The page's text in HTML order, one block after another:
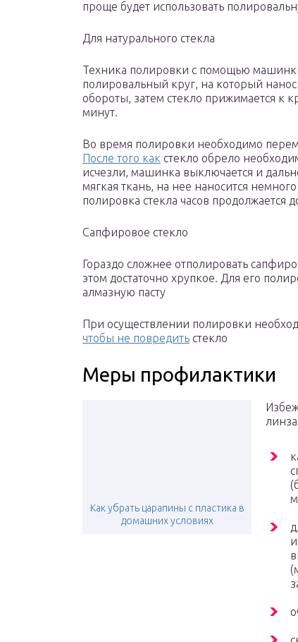
проще будет использовать
Для натурального стекла
Техника полировки с помощью машинки
полировальный круг, на который
обороты, затем стекло прижимается к
минут.
Во время полировки необходимо
После того как стекло обрело
исчезли, машинка выключается и
мягкая ткань, на нее наносится
полировка стекла часов продолжается
Сапфировое стекло
Гораздо сложнее отполировать
этом достаточно хрупкое. Для его
алмазную пасту
При осуществлении полировки
чтобы не повредить стекло
Меры профилактики
Как убрать царапины с пластика в
домашних условиях